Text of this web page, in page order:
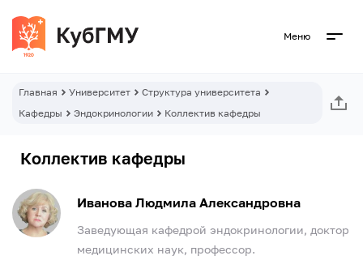
Меню
Главная Университет
Структура университета
Кафедры
Эндокринологии Коллектив кафедры
Коллектив кафедры
Иванова Людмила Александровна
Заведующая кафедрой эндокринологии, доктор
медицинских наук, профессор.